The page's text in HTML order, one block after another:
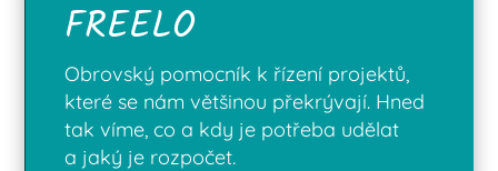
FREELO
Obrovský pomocník k řízení projektů,
které se nám většinou překrývají. Hned
tak víme, co a kdy je potřeba udělat
a jaký je rozpočet.